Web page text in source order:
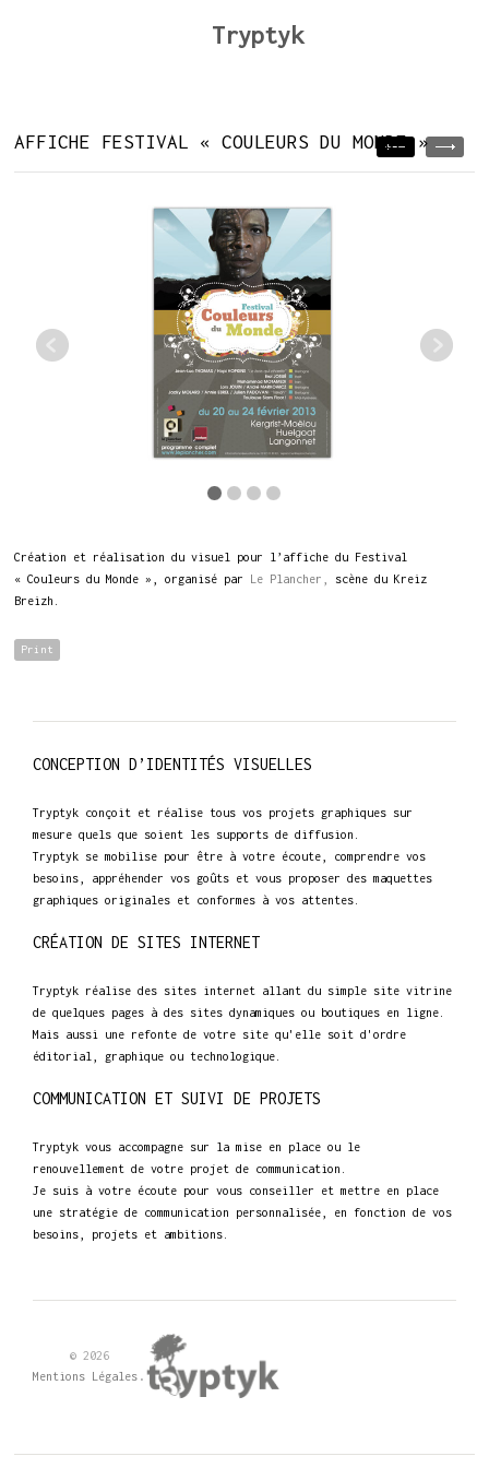
Tryptyk
AFFICHE FESTIVAL « COULEURS DU MONDE »
Création et réalisation du visuel pour l’affiche du Festival
« Couleurs du Monde », organisé par Le Plancher,
scène du Kreiz
Breizh.
Print
CONCEPTION D’IDENTITÉS VISUELLES
Tryptyk conçoit et réalise tous vos projets graphiques sur
mesure quels que soient les supports de diffusion.
Tryptyk se mobilise pour être à votre écoute, comprendre vos
besoins, appréhender vos goûts et vous proposer des maquettes
graphiques originales et conformes à vos attentes.
CRÉATION DE SITES INTERNET
Tryptyk réalise des sites internet allant du simple site vitrine
de quelques pages à des sites dynamiques ou boutiques en ligne.
Mais aussi une refonte de votre site qu'elle soit d'ordre
éditorial, graphique ou technologique.
COMMUNICATION ET SUIVI DE PROJETS
Tryptyk vous accompagne sur la mise en place ou le
renouvellement de votre projet de communication.
Je suis à votre écoute pour vous conseiller et mettre en place
une stratégie de communication personnalisée, en fonction de vos
besoins, projets et ambitions.
© 2026
Mentions Légales .